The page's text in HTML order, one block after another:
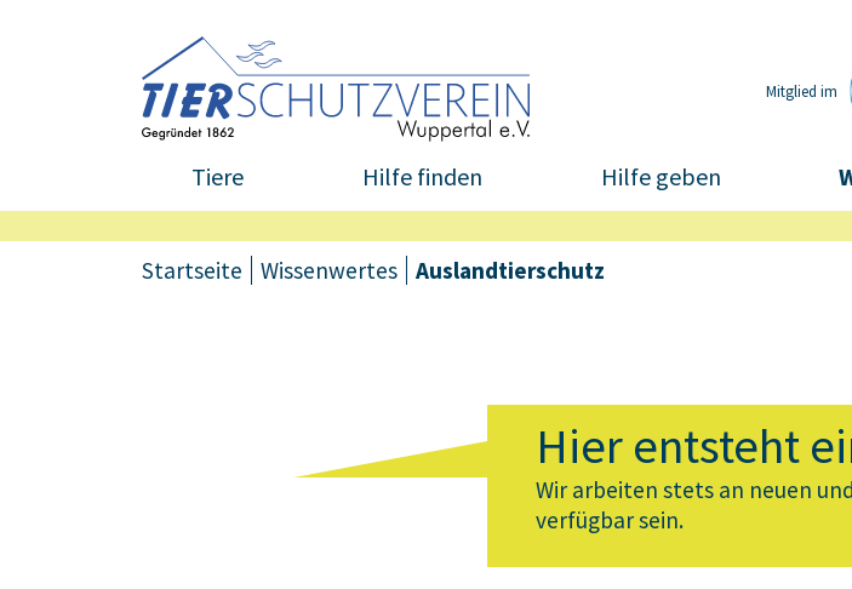
Mitglied im
Tiere Hilfe finden Hilfe geben
Startseite Wissenwertes Auslandtierschutz
Hier entsteht
Wir arbeiten stets an neuen
verfügbar sein.